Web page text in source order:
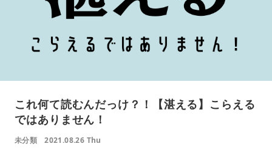
これ何て読むんだっけ？！【湛える】こらえる
ではありません！
未分類 2021.08.26 Thu